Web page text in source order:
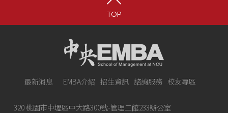
TOP
最新消息 EMBA介紹 招生資訊 諮詢服務 校友專區
320 桃園市中壢區中大路300號-管理二館233辦公室